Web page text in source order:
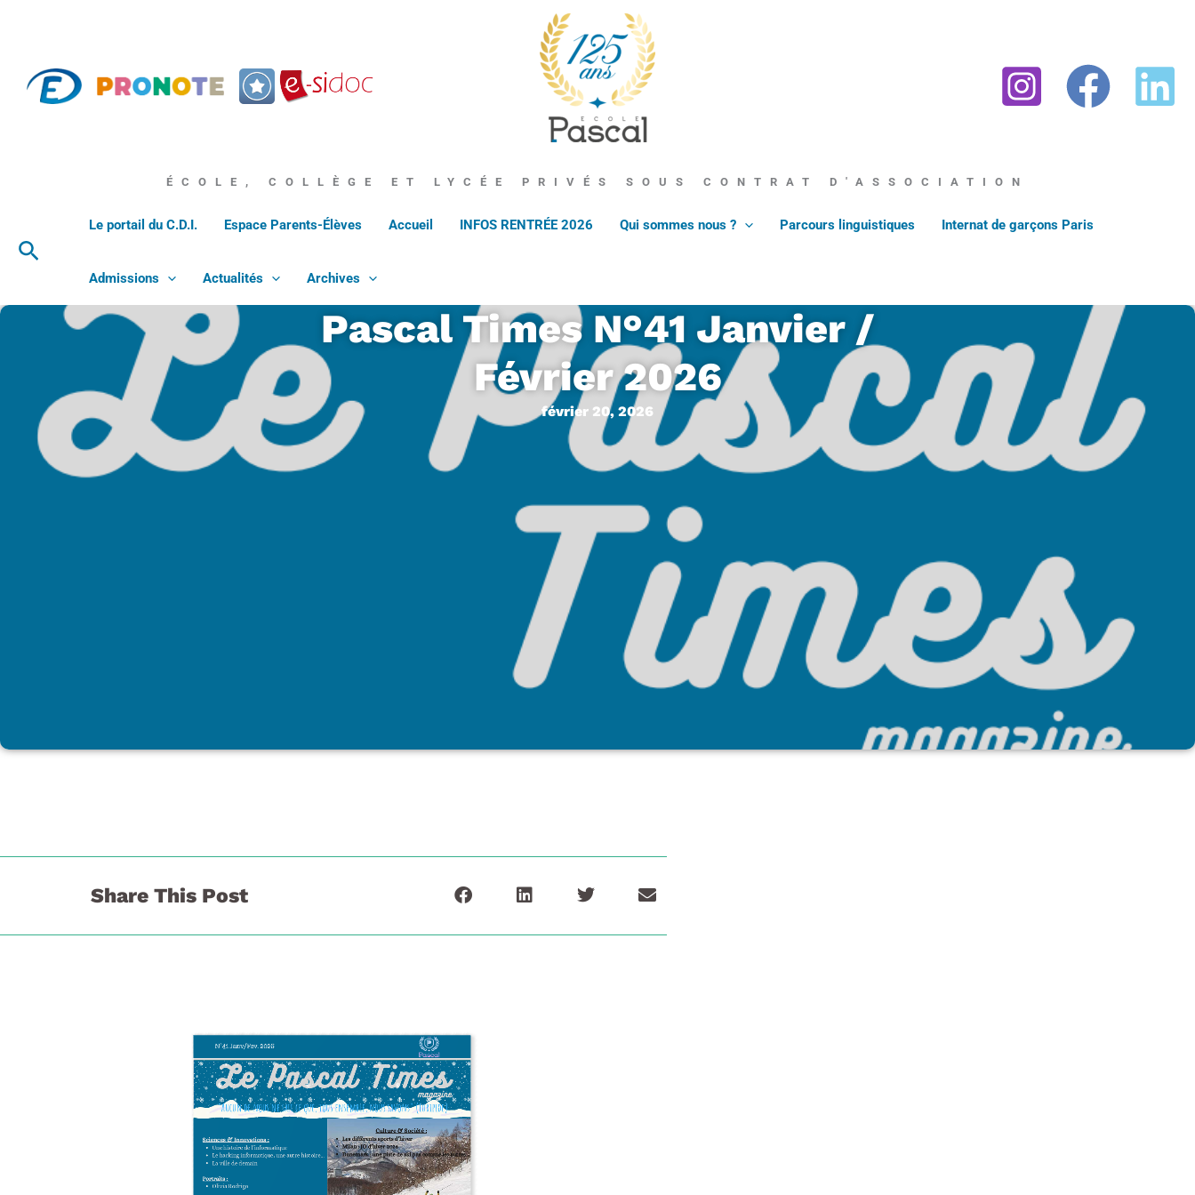
ÉCOLE, COLLÈGE ET LYCÉE PRIVÉS SOUS CONTRAT D'ASSOCIATION
Rechercher
Le portail du C.D.I. Espace Parents-Élèves Accueil INFOS RENTRÉE 2026 Qui sommes nous ? Parcours linguistiques Internat de garçons Paris
Admissions Actualités Archives
Pascal Times N°41 Janvier /
Février 2026
février 20, 2026
Share This Post